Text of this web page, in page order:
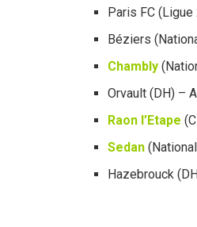
Paris FC (Ligue
Béziers
Chambly
Orvault (DH) –
Raon l’Etape
Sedan
Hazebrouck